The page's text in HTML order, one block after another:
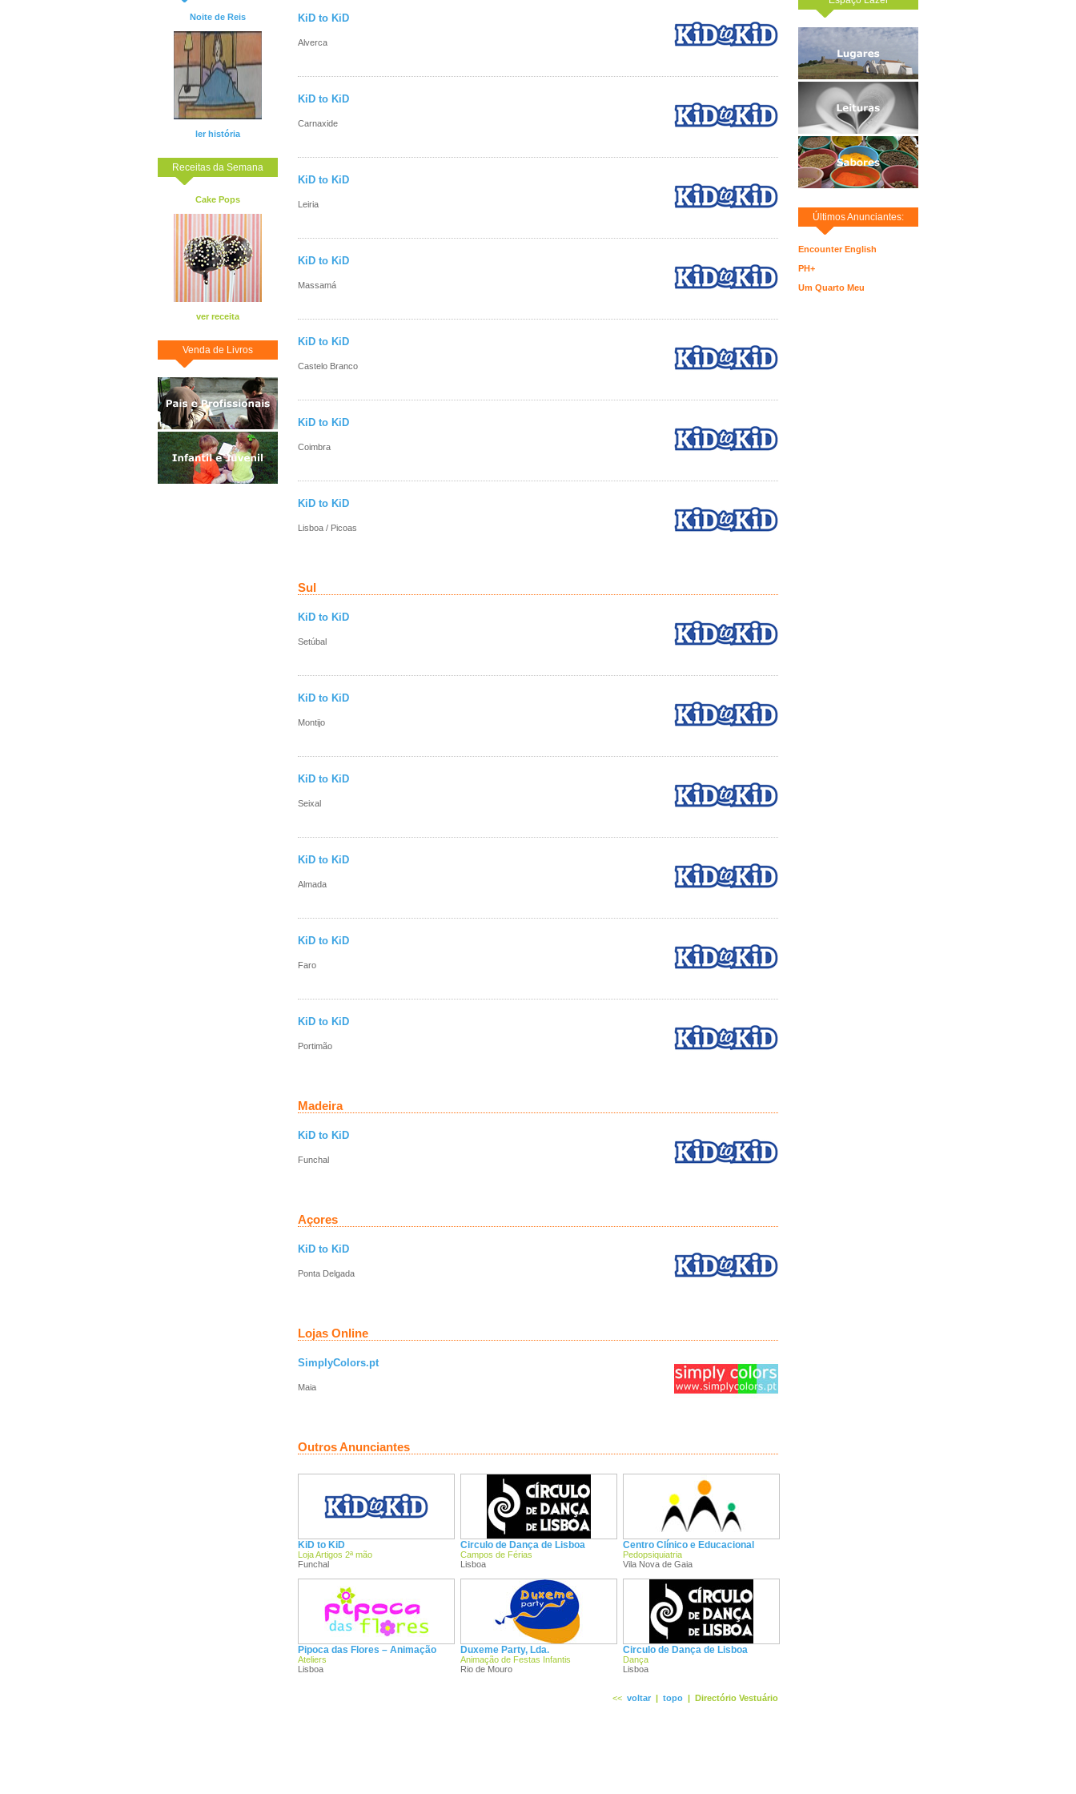
Noite de Reis
ler história
Receitas da Semana
Cake Pops
ver receita
Venda de Livros
Últimos Anunciantes:
Encounter English
PH+
Um Quarto Meu
KiD to KiD
Alverca
KiD to KiD
Carnaxide
KiD to KiD
Leiria
KiD to KiD
Massamá
KiD to KiD
Castelo Branco
KiD to KiD
Coimbra
KiD to KiD
Lisboa / Picoas
Sul
KiD to KiD
Setúbal
KiD to KiD
Montijo
KiD to KiD
Seixal
KiD to KiD
Almada
KiD to KiD
Faro
KiD to KiD
Portimão
Madeira
KiD to KiD
Funchal
Açores
KiD to KiD
Ponta Delgada
Lojas Online
SimplyColors.pt
Maia
Outros Anunciantes
KiD to KiD
Loja Artigos 2ª mão
Funchal
Circulo de Dança de Lisboa
Campos de Férias
Lisboa
Centro Clínico e Educacional
Pedopsiquiatria
Vila Nova de Gaia
Pipoca das Flores – Animação
Ateliers
Lisboa
Duxeme Party, Lda.
Animação de Festas Infantis
Rio de Mouro
Circulo de Dança de Lisboa
Dança
Lisboa
<< voltar | topo | Directório Vestuário